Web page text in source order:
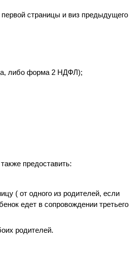
страницы и виз предыдущего
либо форма 2 НДФЛ);
предоставить:
( от одного из родителей, если
едет в сопровождении третьего
родителей.